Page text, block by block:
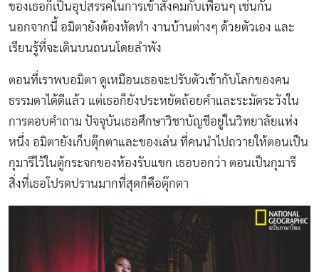
ของเธอก็เป็นอุปสรรคในการเข้าสังคมกับเพื่อนๆ เช่นกัน
นอกจากนี้ อมิตายังต้องหัดทำ งานบ้านต่างๆ ด้วยตัวเอง และ
เรียนรู้ที่จะเดินบนถนนโดยลำพัง
ตอนที่เราพบอมิตา ดูเหมือนเธอจะปรับตัวเข้ากับโลกของคน
ธรรมดาได้ดีแล้ว แต่เธอก็ยังประหยัดถ้อยคำและระมัดระวังใน
การตอบคำถาม ปัจจุบันเธอศึกษาวิชาบัญชีอยู่ในวิทยาลัยแห่ง
หนึ่ง อมิตายังเก็บตุ๊กตาและของเล่น ที่คนนำไปถวายให้ตอนเป็น
กุมารีไว้ในตู้กระจกของห้องรับแขก เธอบอกว่า ตอนเป็นกุมารี
สิ่งที่เธอโปรดปรานมากที่สุดก็คือตุ๊กตา